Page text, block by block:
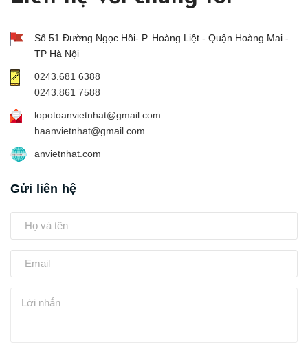
Số 51 Đường Ngọc Hồi- P. Hoàng Liệt - Quận Hoàng Mai -
TP Hà Nội
0243.681 6388
0243.861 7588
lopotoanvietnhat@gmail.com
haanvietnhat@gmail.com
anvietnhat.com
Gửi liên hệ